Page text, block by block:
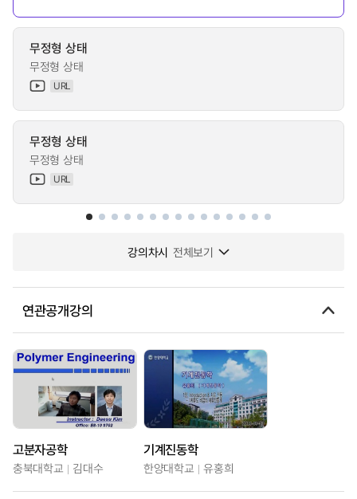
무정형 상태
무정형 상태
URL
무정형 상태
무정형 상태
URL
강의차시 전체보기
연관공개강의
고분자공학
충북대학교 김대수
기계진동학
한양대학교 유홍희